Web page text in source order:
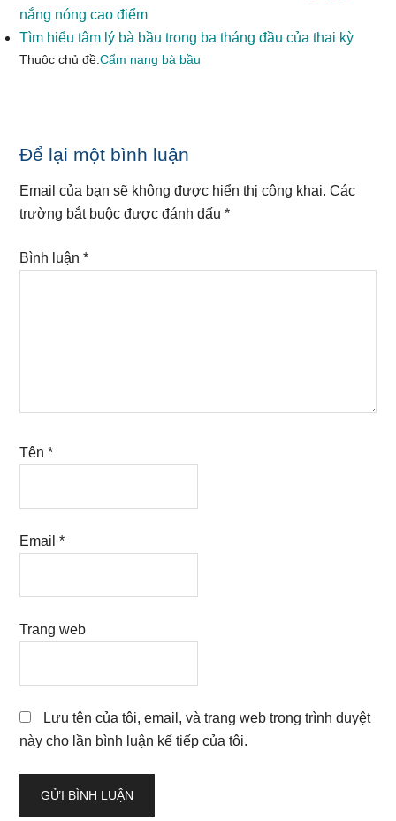
nắng nóng cao điểm
Tìm hiểu tâm lý bà bầu trong ba tháng đầu của thai kỳ
Thuộc chủ đề:Cẩm nang bà bầu
Reader
Interactions
Để lại một bình luận
Email của bạn sẽ không được hiển thị công khai. Các
trường bắt buộc được đánh dấu*
Bình luận*
Tên*
Email*
Trang web
Lưu tên của tôi, email, và trang web trong trình duyệt
này cho lần bình luận kế tiếp của tôi.